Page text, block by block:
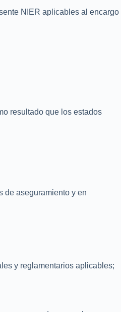
NIER aplicables al encargo
resultado que los estados
de aseguramiento y en
y reglamentarios aplicables;